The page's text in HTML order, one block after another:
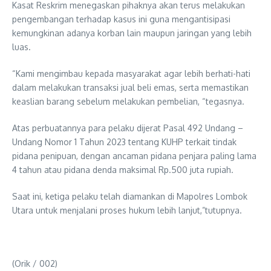
Kasat Reskrim menegaskan pihaknya akan terus melakukan
pengembangan terhadap kasus ini guna mengantisipasi
kemungkinan adanya korban lain maupun jaringan yang lebih
luas.
“Kami mengimbau kepada masyarakat agar lebih berhati-hati
dalam melakukan transaksi jual beli emas, serta memastikan
keaslian barang sebelum melakukan pembelian, “tegasnya.
Atas perbuatannya para pelaku dijerat Pasal 492 Undang –
Undang Nomor 1 Tahun 2023 tentang KUHP terkait tindak
pidana penipuan, dengan ancaman pidana penjara paling lama
4 tahun atau pidana denda maksimal Rp.500 juta rupiah.
Saat ini, ketiga pelaku telah diamankan di Mapolres Lombok
Utara untuk menjalani proses hukum lebih lanjut,”tutupnya.
(Orik / 002)